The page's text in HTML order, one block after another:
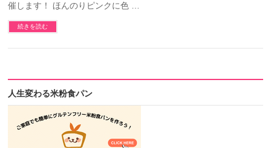
催します！ ほんのりピンクに色 …
続きを読む
人生変わる米粉食パン